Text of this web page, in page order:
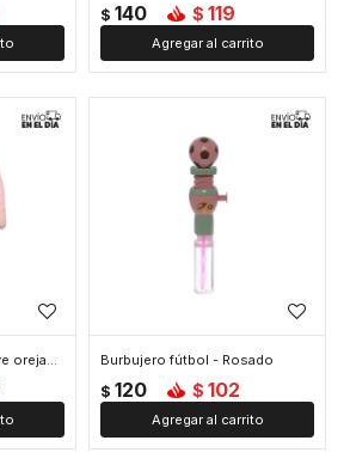
$ 140 $ 119
Vincha suavecita mueve orejas - Rosado Burbujero fútbol - Rosado
$ 120 $ 102